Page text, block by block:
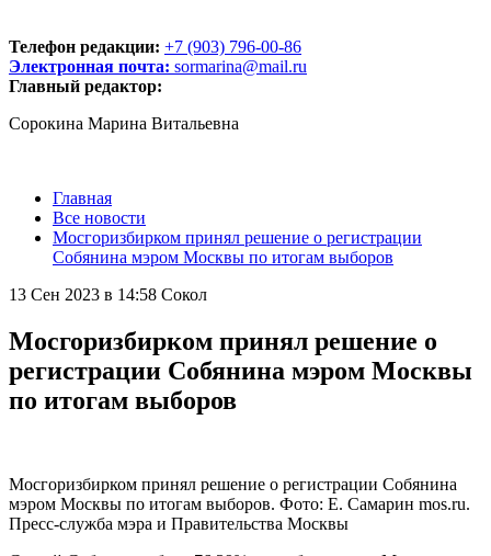
Телефон редакции: +7 (903) 796-00-86
Электронная почта: sormarina@mail.ru
Главный редактор:
Сорокина Марина Витальевна
Главная
Все новости
Мосгоризбирком принял решение о регистрации
Собянина мэром Москвы по итогам выборов
13 Сен 2023 в 14:58 Сокол
Мосгоризбирком принял решение о
регистрации Собянина мэром Москвы
по итогам выборов
Мосгоризбирком принял решение о регистрации Собянина
мэром Москвы по итогам выборов. Фото: Е. Самарин mos.ru.
Пресс-служба мэра и Правительства Москвы